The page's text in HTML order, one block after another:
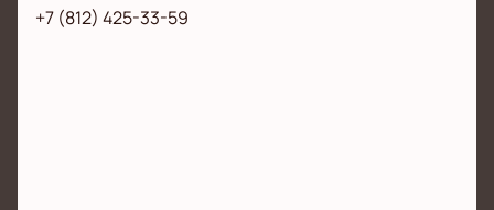
+7 (812) 425-33-59